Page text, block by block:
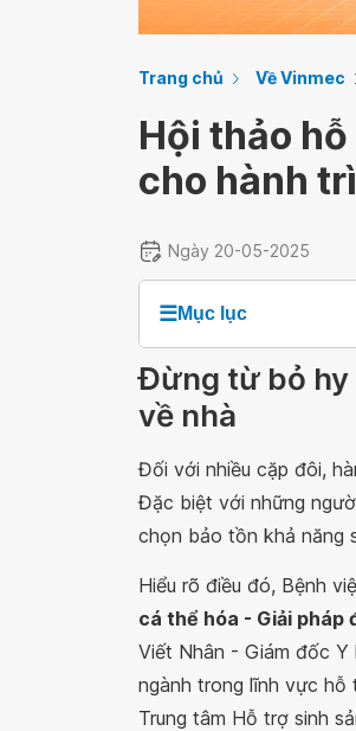
Trang chủ Về Vinmec
Hội thảo
cho hành
Ngày 20-05-2025
☰Mục lục
Đừng từ bỏ hy
về nhà
Đối với nhiều cặp đôi,
Đặc biệt với những
chọn bảo tồn khả năng
Hiểu rõ điều đó, Bệnh
cá thể hóa - Giải pháp
Viết Nhân - Giám đốc Y
ngành trong lĩnh vực hỗ
Trung tâm Hỗ trợ sinh